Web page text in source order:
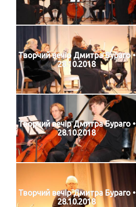
Творчий вечір Дмитра Бураго •
28.10.2018
Творчий вечір Дмитра Бураго •
28.10.2018
Творчий вечір Дмитра Бураго •
28.10.2018